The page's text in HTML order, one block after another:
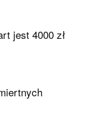
jest 4000 zł